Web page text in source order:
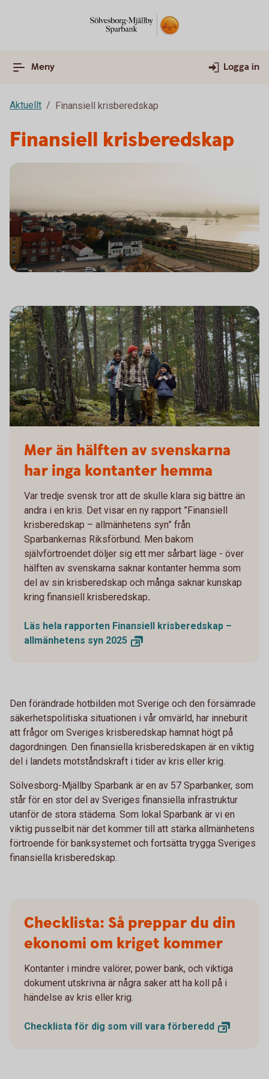
Meny Logga in
Aktuellt Finansiell krisberedskap
Finansiell krisberedskap
Mer än hälften av svenskarna
har inga kontanter hemma
Var tredje svensk tror att de skulle klara sig bättre än
andra i en kris. Det visar en ny rapport ”Finansiell
krisberedskap – allmänhetens syn” från
Sparbankernas Riksförbund. Men bakom
självförtroendet döljer sig ett mer sårbart läge - över
hälften av svenskarna saknar kontanter hemma som
del av sin krisberedskap och många saknar kunskap
kring finansiell krisberedskap.
Läs hela rapporten Finansiell krisberedskap –
allmänhetens syn 2025
Den förändrade hotbilden mot Sverige och den försämrade
säkerhetspolitiska situationen i vår omvärld, har inneburit
att frågor om Sveriges krisberedskap hamnat högt på
dagordningen. Den finansiella krisberedskapen är en viktig
del i landets motståndskraft i tider av kris eller krig.
Sölvesborg-Mjällby Sparbank är en av 57 Sparbanker, som
står för en stor del av Sveriges finansiella infrastruktur
utanför de stora städerna. Som lokal Sparbank är vi en
viktig pusselbit när det kommer till att stärka allmänhetens
förtroende för banksystemet och fortsätta trygga Sveriges
finansiella krisberedskap.
Checklista: Så preppar du din
ekonomi om kriget kommer
Kontanter i mindre valörer, power bank, och viktiga
dokument utskrivna är några saker att ha koll på i
händelse av kris eller krig.
Checklista för dig som vill vara förberedd